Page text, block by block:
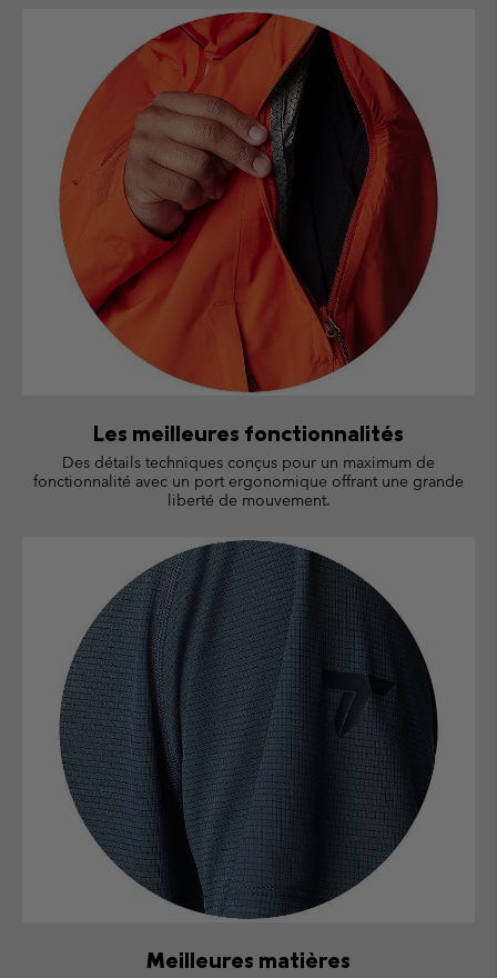
Les meilleures fonctionnalités
Des détails techniques conçus pour un maximum de
fonctionnalité avec un port ergonomique offrant une grande
liberté de mouvement.
Meilleures matières